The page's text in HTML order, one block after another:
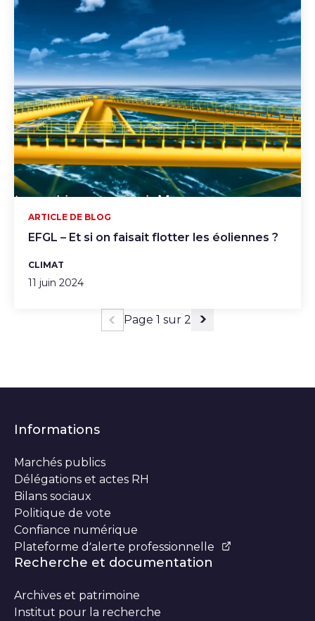
EFGL – Et si on faisait flotter les éoliennes ?
ARTICLE DE BLOG
CLIMAT
11 juin 2024
Page précédente
Page 1 sur 2
Page suivante
Informations
Marchés publics
Délégations et actes RH
Bilans sociaux
Politique de vote
Confiance numérique
Plateforme d’alerte professionnelle
Recherche et documentation
Archives et patrimoine
Institut pour la recherche